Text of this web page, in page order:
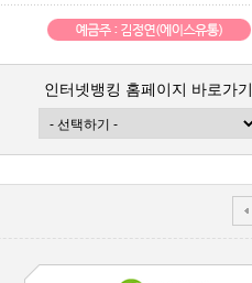
인터넷뱅킹 홈페이지 바로가기